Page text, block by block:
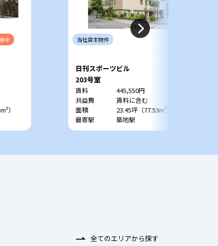
中
）
当社貸主物件
日刊スポーツビル
203号室
賃料
445,550円
共益費
賃料に含む
面積
23.45坪（77.53m²）
最寄駅
築地駅
全てのエリアから探す